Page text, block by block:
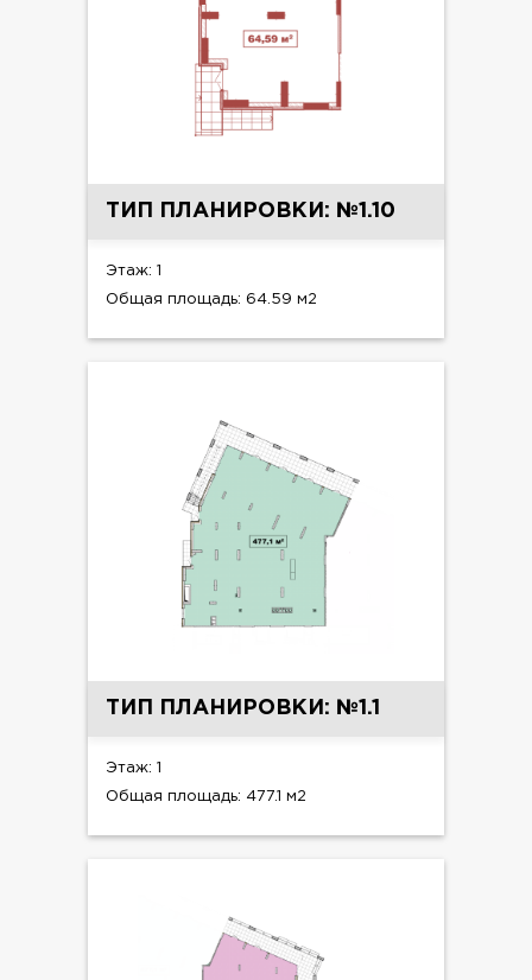
ТИП ПЛАНИРОВКИ: №1.10
Этаж: 1
Общая площадь: 64.59 м2
ТИП ПЛАНИРОВКИ: №1.1
Этаж: 1
Общая площадь: 477.1 м2